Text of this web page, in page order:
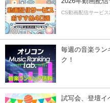
CS動画配信サービス
毎週の音楽ラン
ク！
試写会、登壇イ